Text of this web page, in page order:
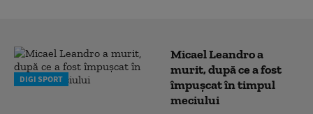
DIGI SPORT
Micael Leandro a
murit, după ce a fost
împușcat în timpul
meciului